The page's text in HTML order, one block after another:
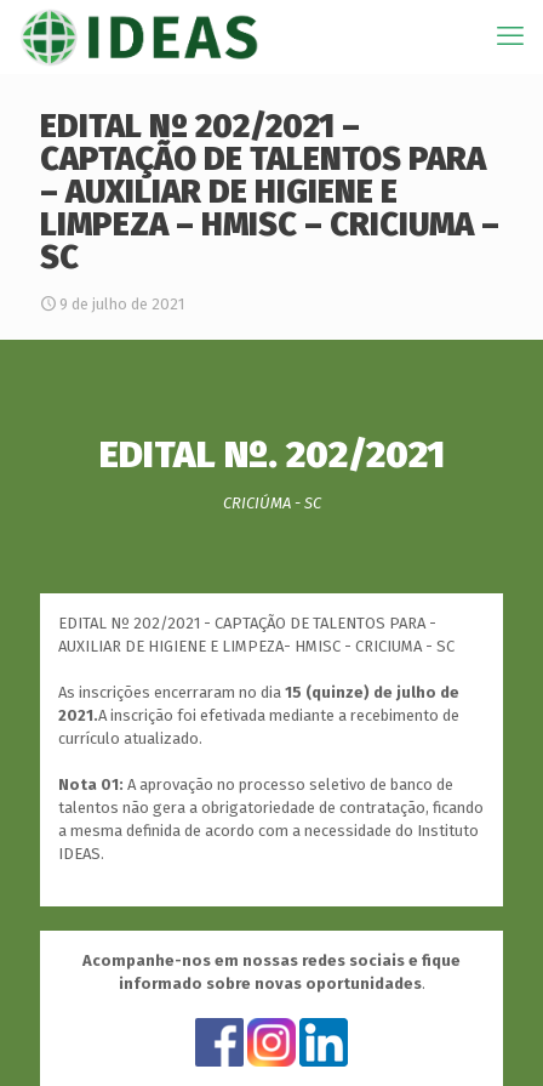
EDITAL Nº 202/2021 –
CAPTAÇÃO DE TALENTOS PARA
– AUXILIAR DE HIGIENE E
LIMPEZA – HMISC – CRICIUMA –
SC
9 de julho de 2021
EDITAL Nº. 202/2021
CRICIÚMA - SC
EDITAL Nº 202/2021 - CAPTAÇÃO DE TALENTOS PARA -
AUXILIAR DE HIGIENE E LIMPEZA- HMISC - CRICIUMA - SC
As inscrições encerraram no dia 15 (quinze) de julho de
2021.A inscrição foi efetivada mediante a recebimento de
currículo atualizado.
Nota 01: A aprovação no processo seletivo de banco de
talentos não gera a obrigatoriedade de contratação, ficando
a mesma definida de acordo com a necessidade do Instituto
IDEAS.
Acompanhe-nos em nossas redes sociais e fique
informado sobre novas oportunidades.